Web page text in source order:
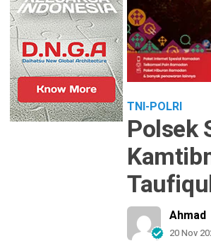
TNI-POLRI
Polsek
Ahmad
20 Nov